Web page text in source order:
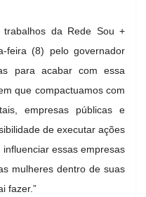
trabalhos da Rede Sou +
feira (8) pelo governador
para acabar com essa
que compactuamos com
empresas públicas e
de executar ações
essas empresas
mulheres dentro de suas
fazer.”